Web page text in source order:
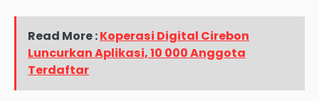
Read More :Koperasi Digital Cirebon
Luncurkan Aplikasi, 10 000 Anggota
Terdaftar